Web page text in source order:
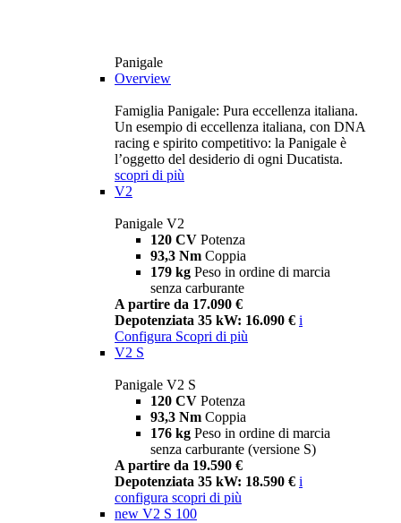
Panigale
Overview
Famiglia Panigale: Pura eccellenza italiana.
Un esempio di eccellenza italiana, con DNA
racing e spirito competitivo: la Panigale è
l’oggetto del desiderio di ogni Ducatista.
scopri di più
V2
Panigale V2
120 CV Potenza
93,3 Nm Coppia
179 kg Peso in ordine di marcia
senza carburante
A partire da 17.090 €
Depotenziata 35 kW: 16.090 € i
Configura Scopri di più
V2 S
Panigale V2 S
120 CV Potenza
93,3 Nm Coppia
176 kg Peso in ordine di marcia
senza carburante (versione S)
A partire da 19.590 €
Depotenziata 35 kW: 18.590 € i
configura scopri di più
new V2 S 100